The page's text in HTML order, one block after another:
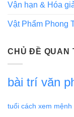
Vận hạn & Hóa
Vật Phẩm Phong
CHỦ ĐỀ QUAN
bài trí văn
tuổi cách xem mệnh